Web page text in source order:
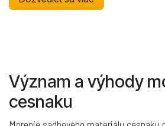
Význam a výhody
cesnaku